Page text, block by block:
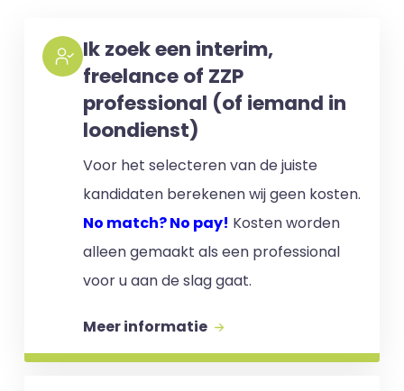
Ik zoek een interim,
freelance of ZZP
professional (of iemand in
loondienst)
Voor het selecteren van de juiste
kandidaten berekenen wij geen kosten.
No match? No pay! Kosten worden
alleen gemaakt als een professional
voor u aan de slag gaat.
Meer informatie